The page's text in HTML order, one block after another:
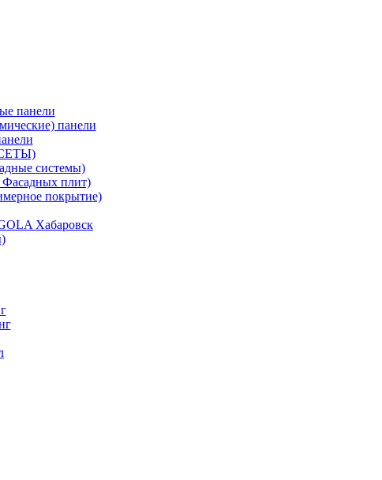
панели
панели
системы)
плит)
покрытие)
Хабаровск